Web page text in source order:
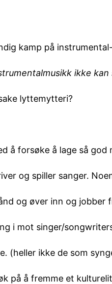
kamp på
ikke kan
lyttemytteri?
å forsøke å lage så
og spiller sanger.
og øver inn og jobber
i mot singer/
(heller ikke de som
på å fremme et